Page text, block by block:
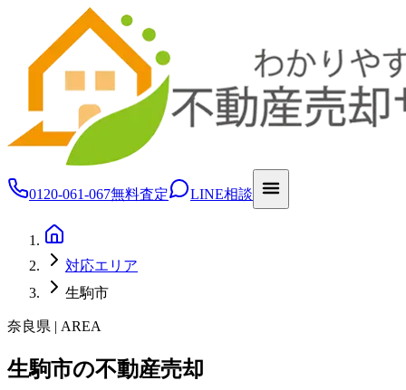
0120-061-067無料査定 LINE相談
対応エリア
生駒市
奈良県 | AREA
生駒市の不動産売却